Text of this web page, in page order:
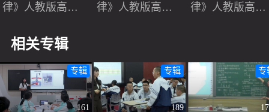
律》人教版高一
新课标新教材优
质课竞赛展示视
频
律》人教版高二
律》人教版高二
相关专辑
161
专辑
189
专辑 专